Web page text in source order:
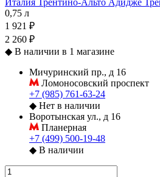
0,75 л
1 921 ₽
2 260 ₽
◆ В наличии в 1 магазине
Мичуринский пр., д 16
Ломоносовский проспект
+7 (985) 761-63-24
◆ Нет в наличии
Воротынская ул., д 16
Планерная
+7 (499) 500-19-48
◆ В наличии